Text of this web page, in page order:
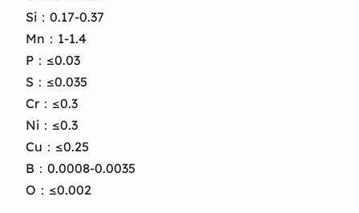
Si：0.17-0.37
Mn：1-1.4
P：≤0.03
S：≤0.035
Cr：≤0.3
Ni：≤0.3
Cu：≤0.25
B：0.0008-0.0035
O：≤0.002